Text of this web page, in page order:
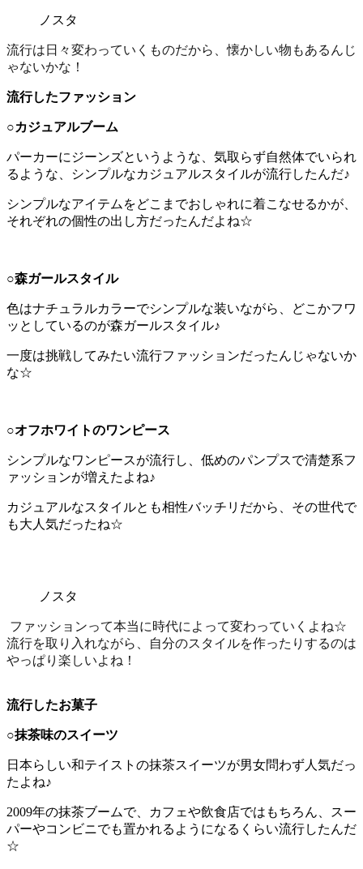
ノスタ
流行は日々変わっていくものだから、懐かしい物もあるんじ
ゃないかな！
流行したファッション
○カジュアルブーム
パーカーにジーンズというような、気取らず自然体でいられ
るような、シンプルなカジュアルスタイルが流行したんだ♪
シンプルなアイテムをどこまでおしゃれに着こなせるかが、
それぞれの個性の出し方だったんだよね☆
○森ガールスタイル
色はナチュラルカラーでシンプルな装いながら、どこかフワ
ッとしているのが森ガールスタイル♪
一度は挑戦してみたい流行ファッションだったんじゃないか
な☆
○オフホワイトのワンピース
シンプルなワンピースが流行し、低めのパンプスで清楚系フ
ァッションが増えたよね♪
カジュアルなスタイルとも相性バッチリだから、その世代で
も大人気だったね☆
ノスタ
ファッションって本当に時代によって変わっていくよね☆
流行を取り入れながら、自分のスタイルを作ったりするのは
やっぱり楽しいよね！
流行したお菓子
○抹茶味のスイーツ
日本らしい和テイストの抹茶スイーツが男女問わず人気だっ
たよね♪
2009年の抹茶ブームで、カフェや飲食店ではもちろん、スー
パーやコンビニでも置かれるようになるくらい流行したんだ
☆